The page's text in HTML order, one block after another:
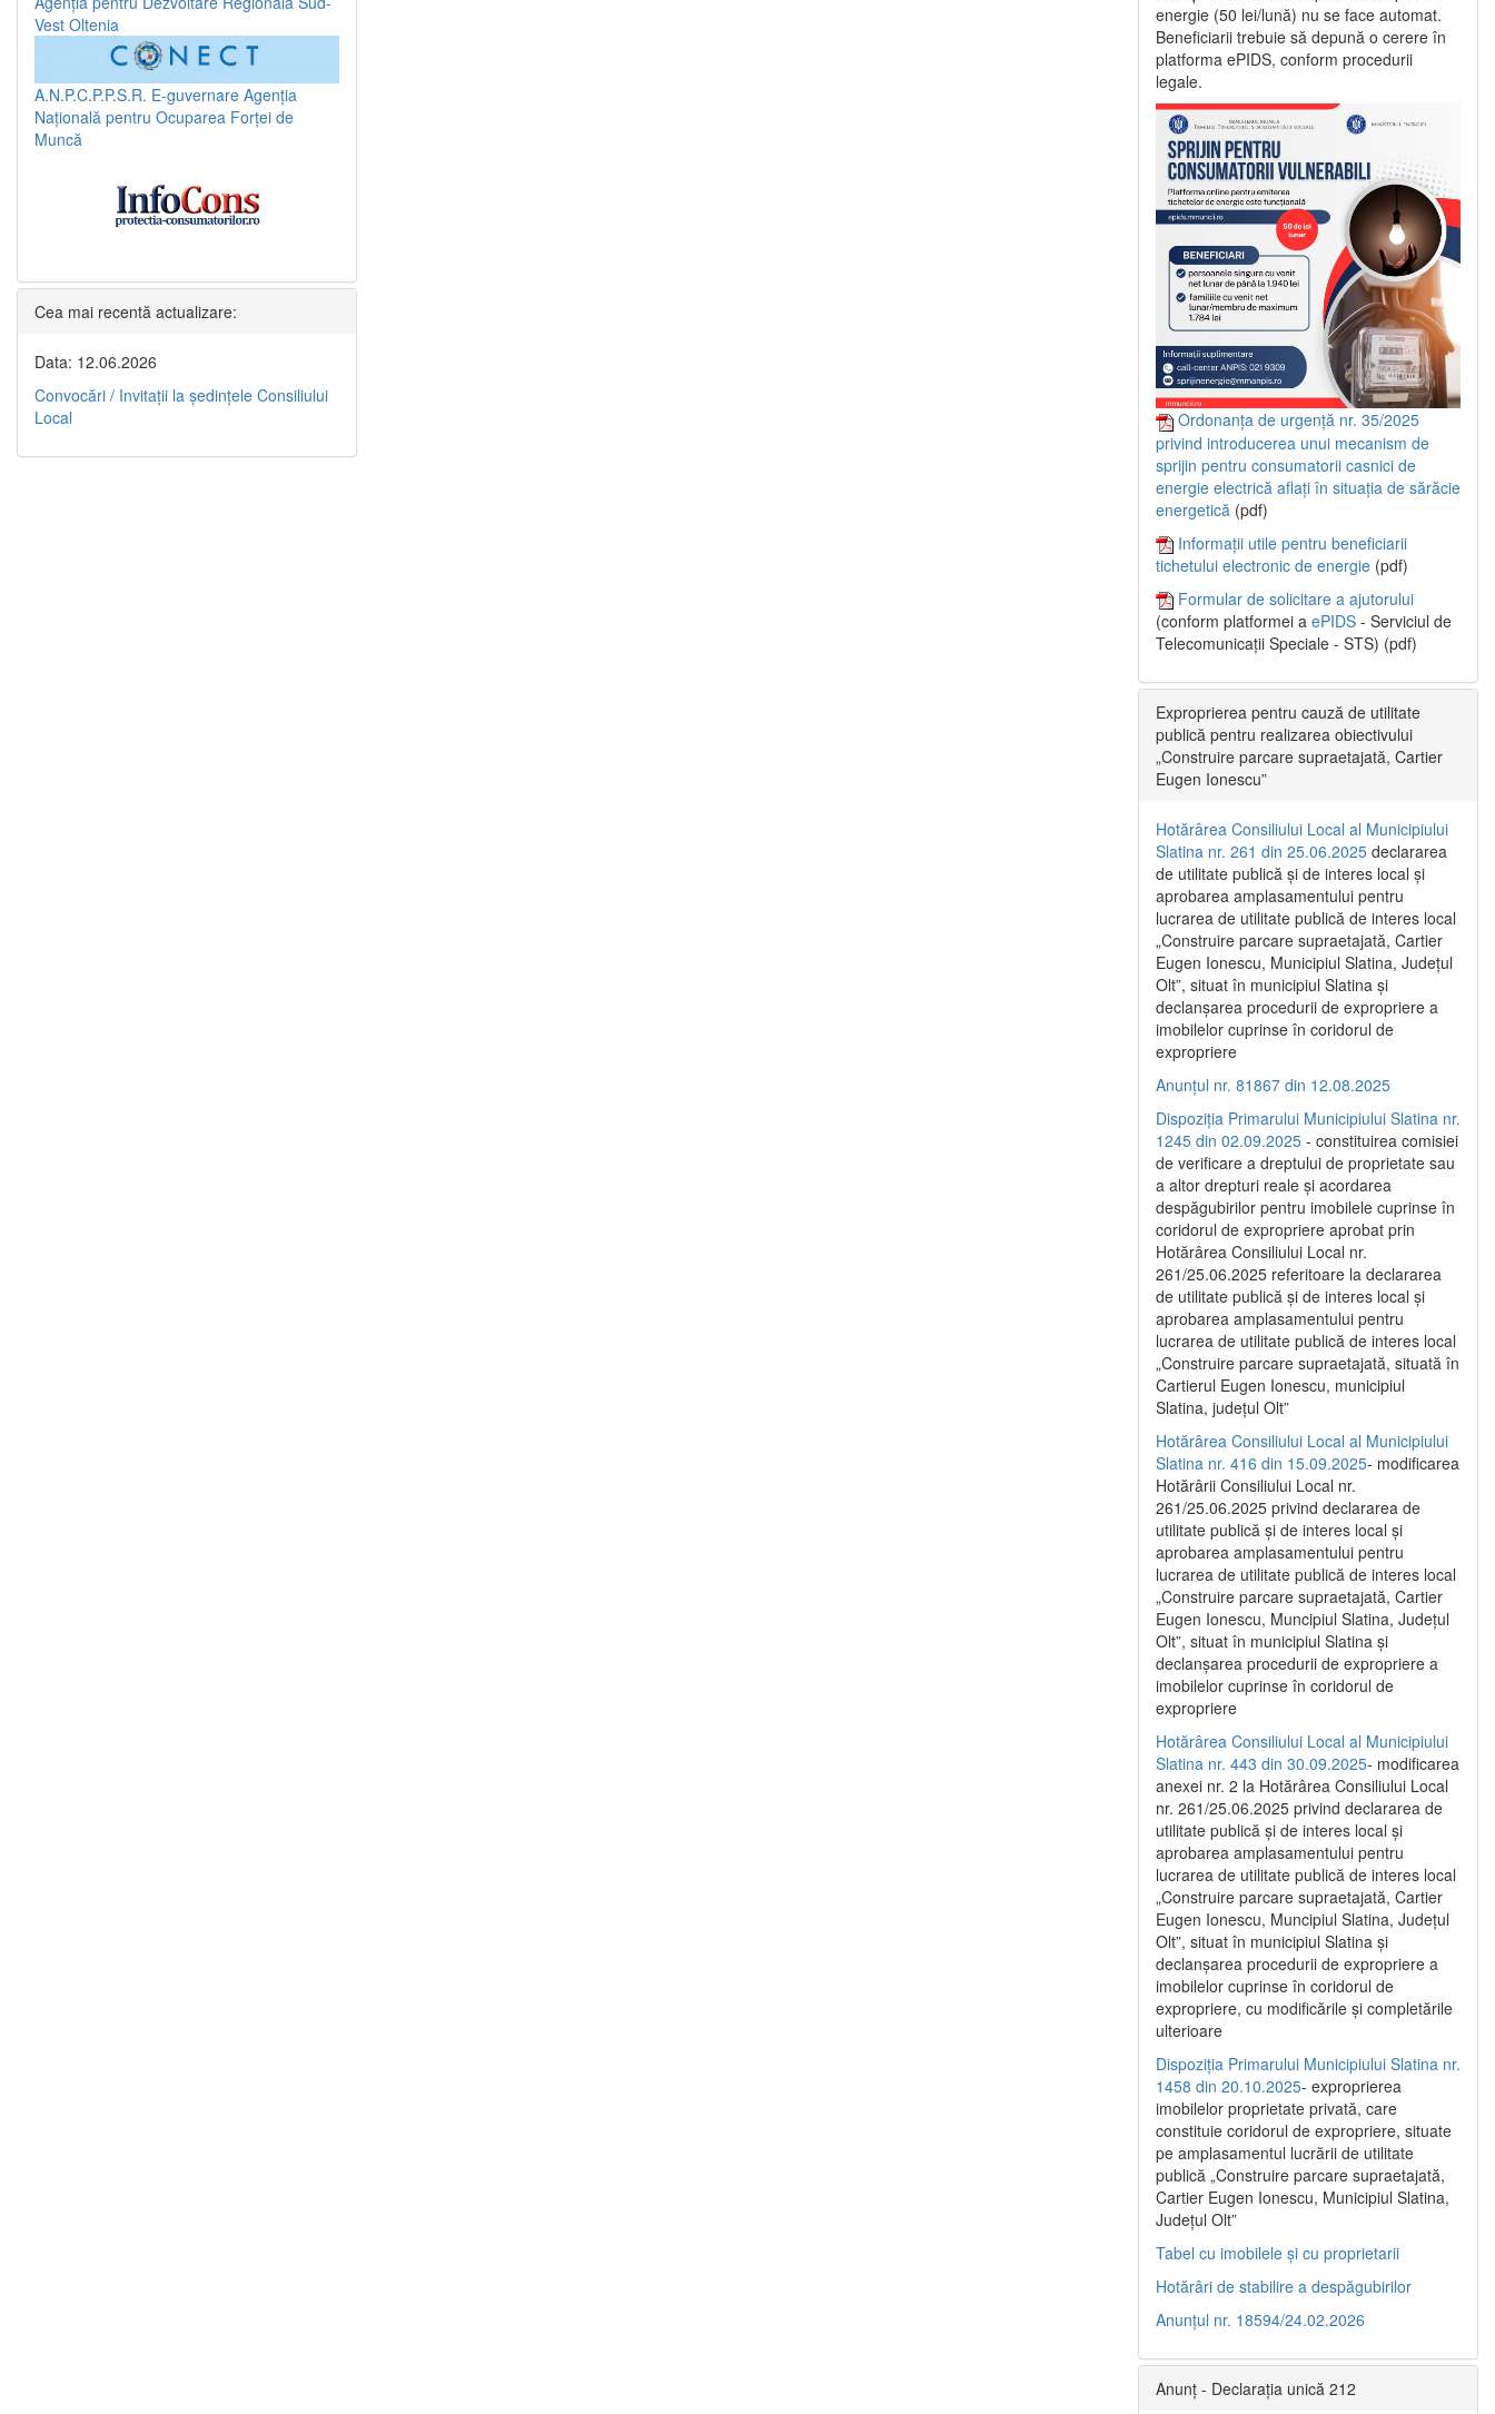
Vest Oltenia
A.N.P.C.P.P.S.R. E-guvernare Agenția
Națională pentru Ocuparea Forței de
Muncă
Cea mai recentă actualizare:
Data: 12.06.2026
Convocări / Invitaţii la şedinţele Consiliului
Local
energie (50 lei/lună) nu se face automat.
Beneficiarii trebuie să depună o cerere în
platforma ePIDS, conform procedurii
legale.
Ordonanța de urgență nr. 35/2025
privind introducerea unui mecanism de
sprijin pentru consumatorii casnici de
energie electrică aflați în situația de sărăcie
energetică (pdf)
Informații utile pentru beneficiarii
tichetului electronic de energie (pdf)
Formular de solicitare a ajutorului
(conform platformei a ePIDS - Serviciul de
Telecomunicații Speciale - STS) (pdf)
Exproprierea pentru cauză de utilitate
publică pentru realizarea obiectivului
„Construire parcare supraetajată, Cartier
Eugen Ionescu”
Hotărârea Consiliului Local al Municipiului
Slatina nr. 261 din 25.06.2025 declararea
de utilitate publică și de interes local și
aprobarea amplasamentului pentru
lucrarea de utilitate publică de interes local
„Construire parcare supraetajată, Cartier
Eugen Ionescu, Municipiul Slatina, Județul
Olt”, situat în municipiul Slatina și
declanșarea procedurii de expropriere a
imobilelor cuprinse în coridorul de
expropriere
Anunțul nr. 81867 din 12.08.2025
Dispoziția Primarului Municipiului Slatina nr.
1245 din 02.09.2025 - constituirea comisiei
de verificare a dreptului de proprietate sau
a altor drepturi reale și acordarea
despăgubirilor pentru imobilele cuprinse în
coridorul de expropriere aprobat prin
Hotărârea Consiliului Local nr.
261/25.06.2025 referitoare la declararea
de utilitate publică și de interes local și
aprobarea amplasamentului pentru
lucrarea de utilitate publică de interes local
„Construire parcare supraetajată, situată în
Cartierul Eugen Ionescu, municipiul
Slatina, județul Olt”
Hotărârea Consiliului Local al Municipiului
Slatina nr. 416 din 15.09.2025- modificarea
Hotărârii Consiliului Local nr.
261/25.06.2025 privind declararea de
utilitate publică și de interes local și
aprobarea amplasamentului pentru
lucrarea de utilitate publică de interes local
„Construire parcare supraetajată, Cartier
Eugen Ionescu, Muncipiul Slatina, Județul
Olt”, situat în municipiul Slatina și
declanșarea procedurii de expropriere a
imobilelor cuprinse în coridorul de
expropriere
Hotărârea Consiliului Local al Municipiului
Slatina nr. 443 din 30.09.2025- modificarea
anexei nr. 2 la Hotărârea Consiliului Local
nr. 261/25.06.2025 privind declararea de
utilitate publică şi de interes local şi
aprobarea amplasamentului pentru
lucrarea de utilitate publică de interes local
„Construire parcare supraetajată, Cartier
Eugen Ionescu, Muncipiul Slatina, Judeţul
Olt”, situat în municipiul Slatina şi
declanşarea procedurii de expropriere a
imobilelor cuprinse în coridorul de
expropriere, cu modificările şi completările
ulterioare
Dispoziția Primarului Municipiului Slatina nr.
1458 din 20.10.2025- exproprierea
imobilelor proprietate privată, care
constituie coridorul de expropriere, situate
pe amplasamentul lucrării de utilitate
publică „Construire parcare supraetajată,
Cartier Eugen Ionescu, Municipiul Slatina,
Județul Olt”
Tabel cu imobilele și cu proprietarii
Hotărâri de stabilire a despăgubirilor
Anunțul nr. 18594/24.02.2026
Anunț - Declarația unică 212